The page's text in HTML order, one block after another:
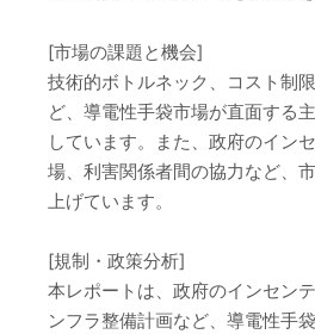
[市場の課題と機会]
技術的ボトルネック、コスト制
ど、導電性手袋市場が直面する
しています。また、政府のイン
場、利害関係者間の協力など、
上げています。
[規制・政策分析]
本レポートは、政府のインセン
ンフラ整備計画など、導電性手